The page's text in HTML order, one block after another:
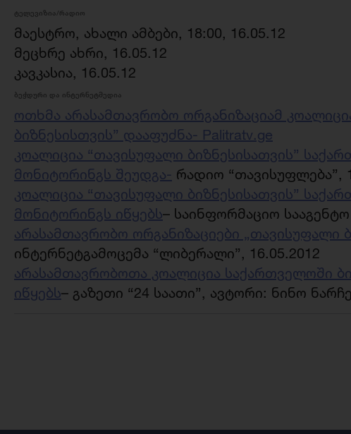
ტელევიზია/რადიო
მაესტრო, ახალი ამბები, 18:00, 16.05.12
მეცხრე ახრი, 16.05.12
კავკასია, 16.05.12
ბეჭდური და ინტერნეტმედია
ოთხმა არასამთავრობო ორგანიზაციამ
ბიზნესისთვის” დააფუძნა- Palitratv.ge
კოალიცია “თავისუფალი ბიზნესისათვის”
მონიტორინგს შეუდგა- რადიო “თავისუფლება”,
კოალიცია “თავისუფალი ბიზნესისათვის”
მონიტორინგს იწყებს– საინფორმაციო სააგენტო
არასამთავრობო ორგანიზაციები „თავისუფალი
ინტერნეტგამოცემა “ლიბერალი”, 16.05.2012
არასამთავრობოთა კოალიცია საქართველოში
იწყებს– გაზეთი “24 საათი”, ავტორი: ნინო